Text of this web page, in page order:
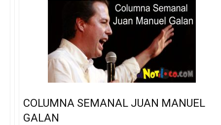
COLUMNA SEMANAL JUAN MANUEL
GALAN